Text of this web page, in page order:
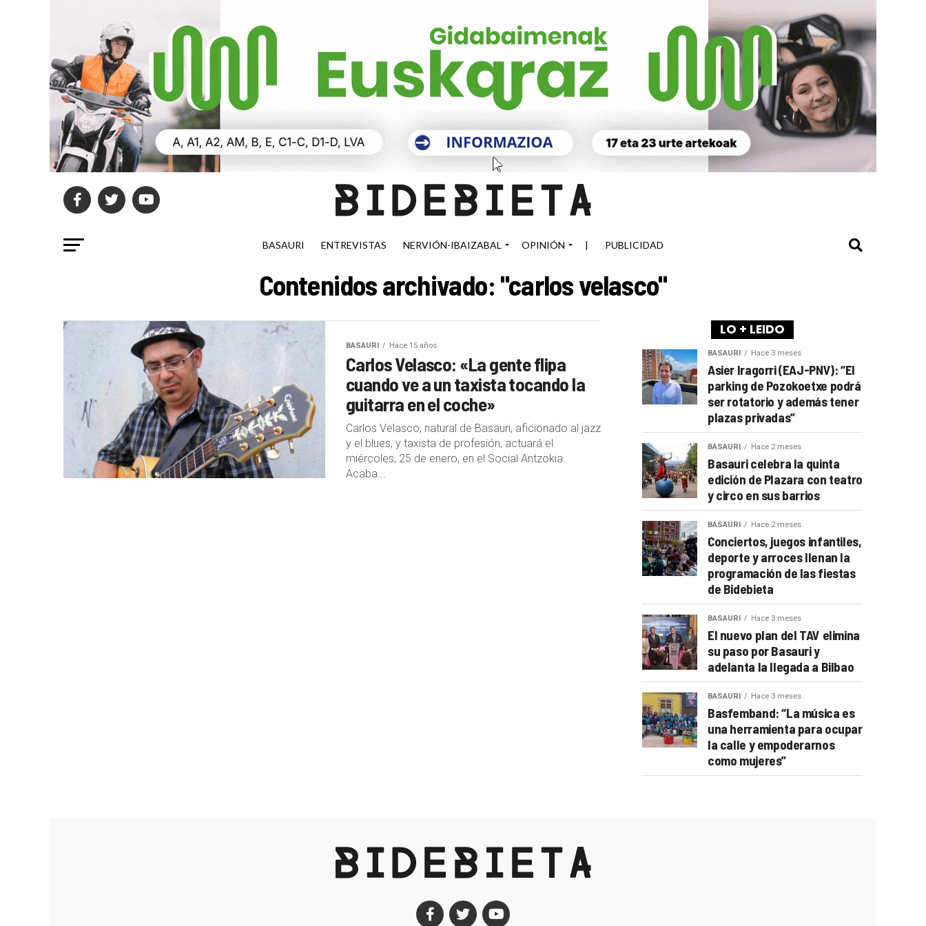
BASAURI ENTREVISTAS NERVIÓN-IBAIZABAL OPINIÓN | PUBLICIDAD
Contenidos archivado: "carlos velasco"
BASAURI Hace 15 años
Carlos Velasco: «La gente flipa
cuando ve a un taxista tocando la
guitarra en el coche»
Carlos Velasco, natural de Basauri, aficionado al jazz
y el blues, y taxista de profesión, actuará el
miércoles, 25 de enero, en el Social Antzokia.
Acaba...
LO + LEIDO
BASAURI Hace 3 meses
Asier Iragorri (EAJ-PNV): “El
parking de Pozokoetxe podrá
ser rotatorio y además tener
plazas privadas”
BASAURI Hace 2 meses
Basauri celebra la quinta
edición de Plazara con teatro
y circo en sus barrios
BASAURI Hace 2 meses
Conciertos, juegos infantiles,
deporte y arroces llenan la
programación de las fiestas
de Bidebieta
BASAURI Hace 3 meses
El nuevo plan del TAV elimina
su paso por Basauri y
adelanta la llegada a Bilbao
BASAURI Hace 3 meses
Basfemband: “La música es
una herramienta para ocupar
la calle y empoderarnos
como mujeres”